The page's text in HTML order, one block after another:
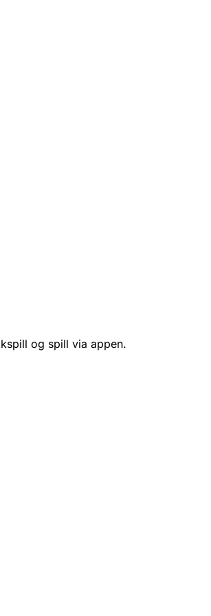
og spill via appen.